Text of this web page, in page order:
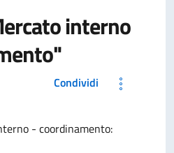
interno
Condividi
- coordinamento: